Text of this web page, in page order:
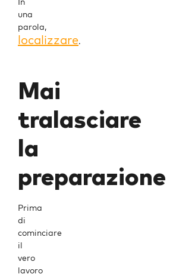
una
parola,
localizzare.
Mai
tralasciare
la
preparazione
Prima
di
cominciare
il
vero
lavoro